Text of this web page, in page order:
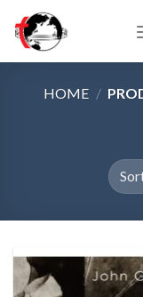
content
HOME /